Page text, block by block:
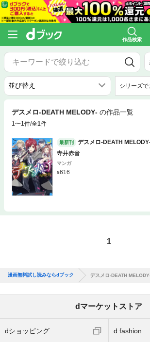
作品検索
シリーズで
デスメロ‐DEATH MELODY‐ の作品一覧
1〜1件/全1件
最新刊
デスメロ‐DEATH
寺井赤音
マンガ
616
1
漫画無料試し読みならdブック デスメロ‐DEATH
dマーケットストア
dショッピング d fashion